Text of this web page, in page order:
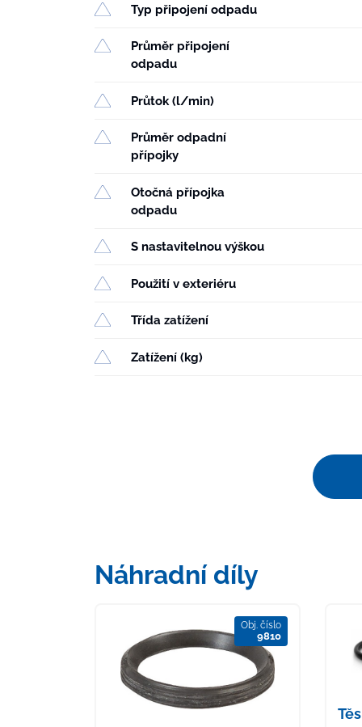
Typ připojení odpadu
Průměr připojení
odpadu
Průtok (l/min)
Průměr odpadní
přípojky
Otočná přípojka
odpadu
S nastavitelnou výškou
Použití v exteriéru
Třída zatížení
Zatížení (kg)
Náhradní díly
Obj. číslo
9810